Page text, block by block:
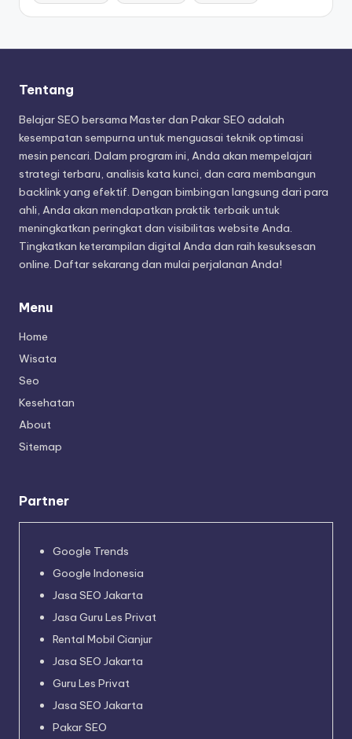
Tentang
Belajar SEO bersama Master dan Pakar SEO adalah
kesempatan sempurna untuk menguasai teknik optimasi
mesin pencari. Dalam program ini, Anda akan mempelajari
strategi terbaru, analisis kata kunci, dan cara membangun
backlink yang efektif. Dengan bimbingan langsung dari para
ahli, Anda akan mendapatkan praktik terbaik untuk
meningkatkan peringkat dan visibilitas website Anda.
Tingkatkan keterampilan digital Anda dan raih kesuksesan
online. Daftar sekarang dan mulai perjalanan Anda!
Menu
Home
Wisata
Seo
Kesehatan
About
Sitemap
Partner
Google Trends
Google Indonesia
Jasa SEO Jakarta
Jasa Guru Les Privat
Rental Mobil Cianjur
Jasa SEO Jakarta
Guru Les Privat
Jasa SEO Jakarta
Pakar SEO